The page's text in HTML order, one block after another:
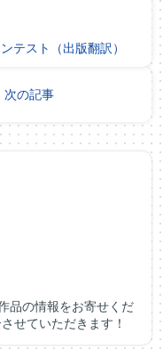
テスト（出版翻訳）
次の記事
品の情報をお寄せくだ
せていただきます！